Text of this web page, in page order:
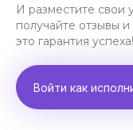
И разместите свои
получайте отзывы
это гарантия успеха!
Войти как